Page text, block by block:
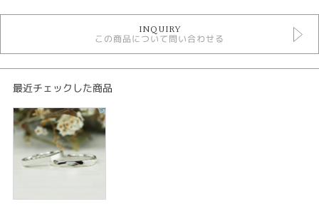
オーダーメイド結婚指輪
手作り結婚指輪
性別
レディース
メンズ
紹介文
ブライダル 結婚指輪
INQUIRY
この商品について問い合わせる
最近チェックした商品